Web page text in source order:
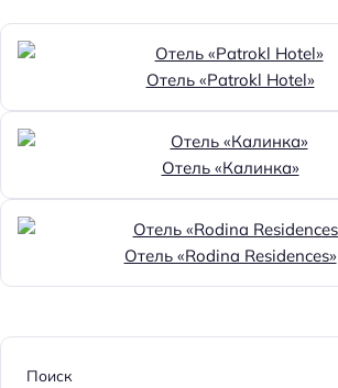
Отель «Patrokl Hotel»
Отель «Калинка»
Отель «Rodina Residences»
Поиск